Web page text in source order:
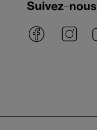
Suivez-nous